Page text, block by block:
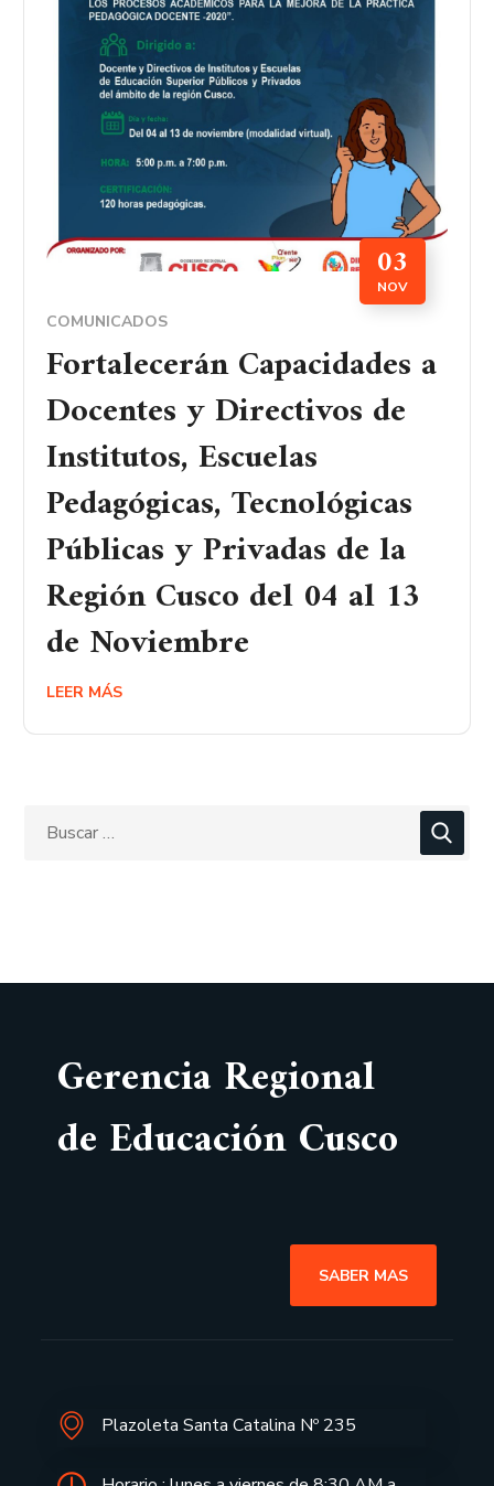
03
NOV
COMUNICADOS
Fortalecerán Capacidades a
Docentes y Directivos de
Institutos, Escuelas
Pedagógicas, Tecnológicas
Públicas y Privadas de la
Región Cusco del 04 al 13
de Noviembre
LEER MÁS
Gerencia Regional
de Educación Cusco
SABER MAS
Plazoleta Santa Catalina Nº 235